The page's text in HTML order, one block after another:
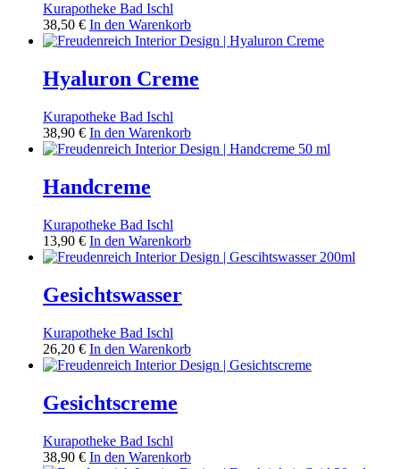
Kurapotheke Bad Ischl
38,50 € In den Warenkorb
Hyaluron Creme
Kurapotheke Bad Ischl
38,90 € In den Warenkorb
Handcreme
Kurapotheke Bad Ischl
13,90 € In den Warenkorb
Gesichtswasser
Kurapotheke Bad Ischl
26,20 € In den Warenkorb
Gesichtscreme
Kurapotheke Bad Ischl
38,90 € In den Warenkorb